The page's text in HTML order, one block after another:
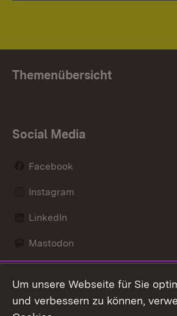
Themenübersicht
Social Media
Facebook
Instagram
LinkedIn
Mastodon
X / Twitter
Um unsere Webseite für Sie
und verbessern zu können,